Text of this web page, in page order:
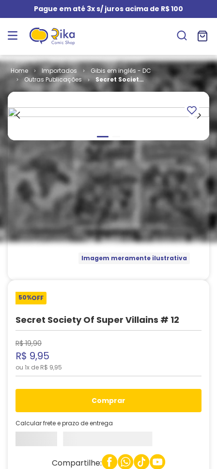
Pague em até 3x s/ juros acima de R$ 100
Importados
Gibis em inglês - DC
Outras Publicações
Secret Society
of Super
Imagem meramente ilustrativa
50%OFF
Secret Society Of Super Villains # 12
R$ 19,90
R$ 9,95
ou 1x de R$ 9,95
comprar
Calcular frete e prazo de entrega
Compartilhe: